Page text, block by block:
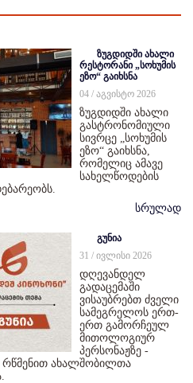
ზუგდიდში ახალი
რესტორანი „სოხუმის
ეზო“ გაიხსნა
04 / აგვისტო 2026
ზუგდიდში ახალი
გასტრონომიული
სივრცე „სოხუმის
ეზო“ გაიხსნა,
რომელიც ამავე
სახელწოდების
სრულად
გუნია
31 / ივლისი 2026
დღევანდელ
გადაცემაში
ვისაუბრებთ ძველი
სამეგრელოს ერთ-
ერთ გამორჩეულ
მითოლოგიურ
პერსონაჟზე -
რწმენით ახალშობილთა